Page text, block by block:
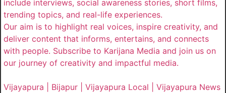
include interviews, social awareness stories, short films,
trending topics, and real-life experiences.
Our aim is to highlight real voices, inspire creativity, and
deliver content that informs, entertains, and connects
with people. Subscribe to Karijana Media and join us on
our journey of creativity and impactful media.
Vijayapura | Bijapur | Vijayapura Local | Vijayapura News